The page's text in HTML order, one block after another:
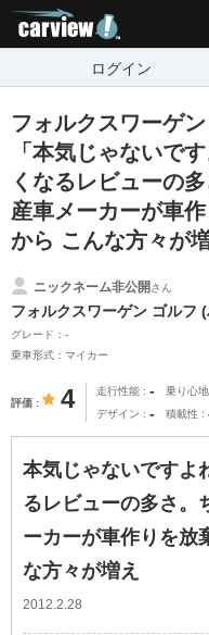
ログイン
フォルクスワーゲ
「本気じゃないで
くなるレビューの
産車メーカーが車
から こんな方々が
ニックネーム非公開さん
フォルクスワーゲン ゴルフ
グレード：-
乗車形式：マイカー
評価 4 走行性能 - 乗り心地
デザイン - 積載性
本気じゃないですよ
るレビューの多さ。
ーカーが車作りを放
な方々が増え
2012.2.28